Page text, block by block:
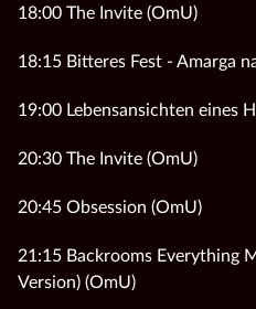
18:00 The Invite (OmU)
18:15 Bitteres Fest - Amarga
19:00 Lebensansichten eines
20:30 The Invite (OmU)
20:45 Obsession (OmU)
21:15 Backrooms Everything
Version) (OmU)